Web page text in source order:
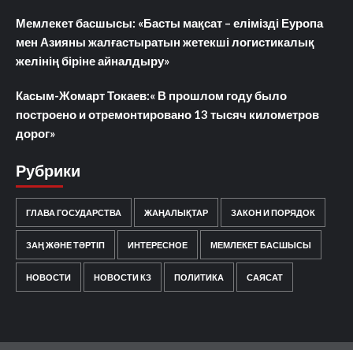
Мемлекет басшысы: «Басты мақсат – елімізді Еуропа
мен Азияны жалғастыратын жетекші логистикалық
желінің біріне айналдыру»
Касым-Жомарт Токаев:« В прошлом году было
построено и отремонтировано 13 тысяч километров
дорог»
Рубрики
ГЛАВА ГОСУДАРСТВА ЖАҢАЛЫҚТАР ЗАКОН И ПОРЯДОК
ЗАҢ ЖӘНЕ ТӘРТІП ИНТЕРЕСНОЕ МЕМЛЕКЕТ БАСШЫСЫ
НОВОСТИ НОВОСТИ КЗ ПОЛИТИКА САЯСАТ